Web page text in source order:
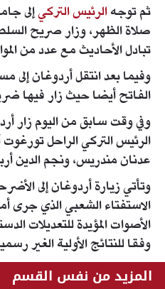
ثم توجهالرئيس التركيإلى
صلاة الظهر، وزار صريح
تبادل الأحاديث مع عدد من
وفيما بعد انتقل أردوغان إلى
الفاتح أيضا حيث زار فيها
وفي وقت سابق من اليوم زار
الرئيس التركي الراحل تورغوت
عدنان مندريس، ونجم الدين
وتأتي زيارة أردوغان إلى
الاستفتاء الشعبي الذي جرى
وفقا للنتائج الأولية الغير
المزيد من نفس القسم